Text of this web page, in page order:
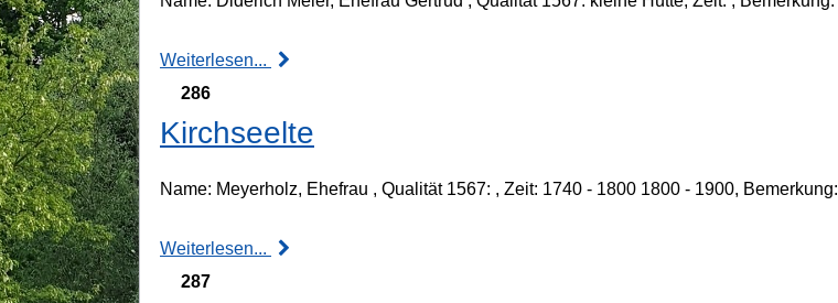
Weiterlesen...
286
Kirchseelte
Name: Meyerholz, Ehefrau , Qualität 1567: , Zeit: 1740 - 1800 1800 - 1900, Bemerkung:
Weiterlesen...
287